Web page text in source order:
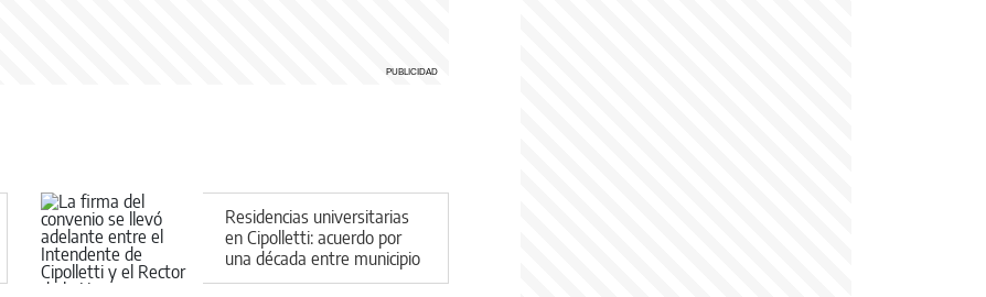
Residencias universitarias
en Cipolletti: acuerdo por
una década entre municipio
y la Unco